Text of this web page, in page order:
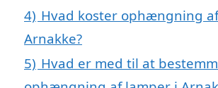
4) Hvad koster ophængning
Arnakke?
5) Hvad er med til at